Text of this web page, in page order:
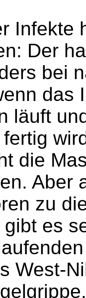
Infekte
Der
bei
das
läuft
die
Aber
zu
es
West-